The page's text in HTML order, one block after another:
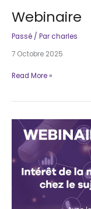
Webinaire
Passé / Parcharles
7 Octobre 2025
Webinaire
Read More »